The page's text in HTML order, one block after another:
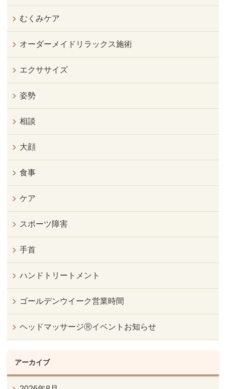
むくみケア
オーダーメイドリラックス施術
エクササイズ
姿勢
相談
大顔
食事
ケア
スポーツ障害
手首
ハンドトリートメント
ゴールデンウイーク営業時間
ヘッドマッサージⓇイベントお知らせ
アーカイブ